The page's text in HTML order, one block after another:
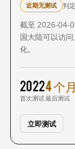
近期无测试 判
截至 2026-04-
国大陆可以访
化。
2022
首次测试
4 个
最后测试
立即测试